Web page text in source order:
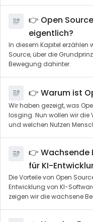
👉 Open
eigentlich?
In diesem Kapitel erzählen
Source, über die
Bewegung dahinter.
👉 Warum ist
Wir haben gezeigt, was
losging. Nun wollen wir die
und welchen Nutzen
👉 Wachsende
für KI-
Die Vorteile von Open
Entwicklung von KI-
zeigen wir die wachsene